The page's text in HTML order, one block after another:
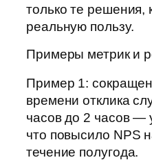
только те решения,
реальную пользу.
Примеры метрик и
Пример 1:
времени отклика
часов до 2 часов —
что повысило NPS
течение полугода.